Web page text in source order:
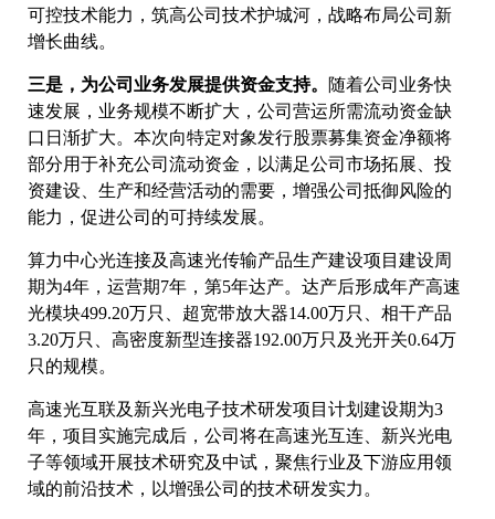
可控技术能力，筑高公司技术护城河，战略布局公司新
增长曲线。
三是，为公司业务发展提供资金支持。
随着公司业务快
速发展，业务规模不断扩大，公司营运所需流动资金缺
口日渐扩大。本次向特定对象发行股票募集资金净额将
部分用于补充公司流动资金，以满足公司市场拓展、投
资建设、生产和经营活动的需要，增强公司抵御风险的
能力，促进公司的可持续发展。
算力中心光连接及高速光传输产品生产建设项目建设周
期为4年，运营期7年，第5年达产。达产后形成年产高速
光模块499.20万只、超宽带放大器14.00万只、相干产品
3.20万只、高密度新型连接器192.00万只及光开关0.64万
只的规模。
高速光互联及新兴光电子技术研发项目计划建设期为3
年，项目实施完成后，公司将在高速光互连、新兴光电
子等领域开展技术研究及中试，聚焦行业及下游应用领
域的前沿技术，以增强公司的技术研发实力。